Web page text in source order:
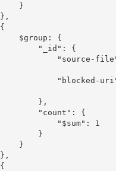
}
},
{
$group :
{
"_id" :
{
"source-
"blocked-
},
"count" :
{
"$sum" :
1
}
}
},
{